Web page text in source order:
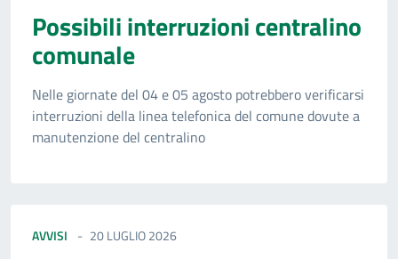
Possibili interruzioni centralino
comunale
Nelle giornate del 04 e 05 agosto potrebbero verificarsi
interruzioni della linea telefonica del comune dovute a
manutenzione del centralino
AVVISI 20 LUGLIO 2026